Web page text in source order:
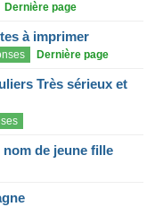
Dernière page
à imprimer
Dernière page
Très sérieux et
nom de jeune fille